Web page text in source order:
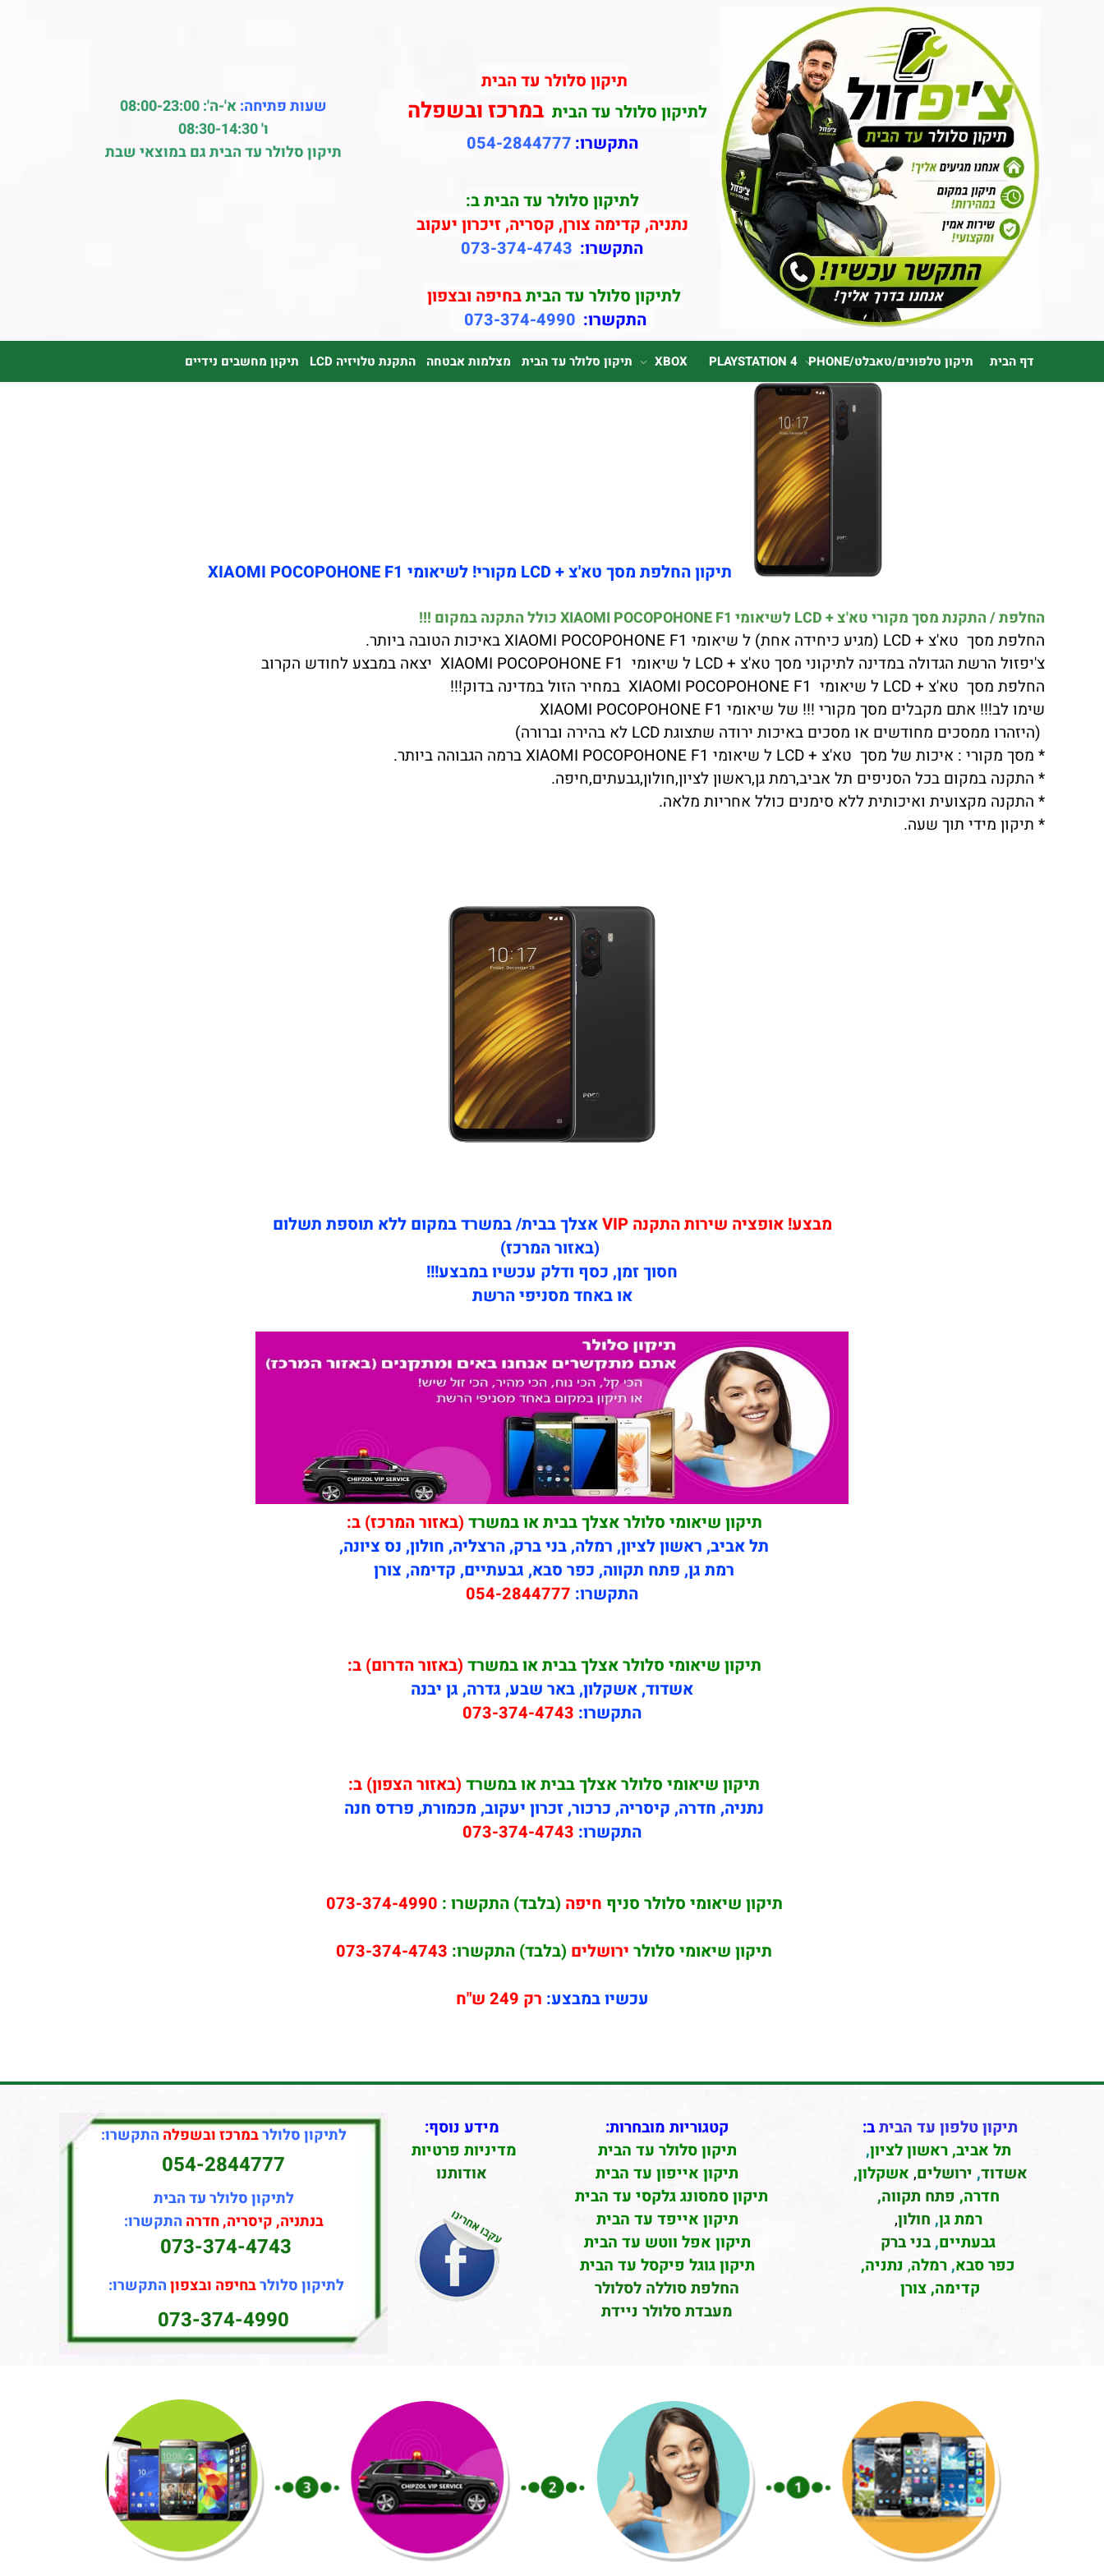
תיקון סלולר עד הבית
לתיקון סלולר עד הביתבמרכז ובשפלה
התקשרו: 054-2844777
לתיקון סלולר עד הבית ב:
נתניה, קדימה צורן, קסריה, זיכרון יעקוב
התקשרו: 073-374-4743
לתיקון סלולר עד הביתבחיפה ובצפון
התקשרו: 073-374-4990
שעות פתיחה:א'-ה': 08:00-23:00
ו' 08:30-14:30
תיקון סלולר עד הבית גם במוצאי שבת
דף הבית תיקון טלפונים/טאבלט/PHONE PLAYSTATION 4
XBOX תיקון סלולר עד הבית מצלמות אבטחה התקנת טלויזיה LCD תיקון מחשבים נידיים
תיקון החלפת מסך טא'צ + LCD מקורי! לשיאומי XIAOMI POCOPOHONE F1
החלפת / התקנת מסך מקורי טא'צ + LCD לשיאומי XIAOMI POCOPOHONE F1 כולל התקנה במקום !!!
החלפת מסך טא'צ + LCD (מגיע כיחידה אחת) ל שיאומי XIAOMI POCOPOHONE F1 באיכות הטובה ביותר.
צ'יפזול הרשת הגדולה במדינה לתיקוני מסך טא'צ + LCD ל שיאומי XIAOMI POCOPOHONE F1 יצאה במבצע לחודש הקרוב
החלפת מסך טא'צ + LCD ל שיאומי XIAOMI POCOPOHONE F1 במחיר הזול במדינה בדוק!!!
שימו לב!!! אתם מקבלים מסך מקורי !!! של שיאומי XIAOMI POCOPOHONE F1
(היזהרו ממסכים מחודשים או מסכים באיכות ירודה שתצוגת LCD לא בהירה וברורה)
* מסך מקורי : איכות של מסך טא'צ + LCD ל שיאומי XIAOMI POCOPOHONE F1 ברמה הגבוהה ביותר.
* התקנה במקום בכל הסניפים תל אביב,רמת גן,ראשון לציון,חולון,גבעתים,חיפה.
* התקנה מקצועית ואיכותית ללא סימנים כולל אחריות מלאה.
* תיקון מידי תוך שעה.
מבצע! אופציה שירות התקנה VIP
אצלך בבית/ במשרד במקום ללא תוספת תשלום
(באזור המרכז)
חסוך זמן, כסף ודלק עכשיו במבצע!!!
או באחד מסניפי הרשת
תיקון שיאומי סלולר אצלך בבית או במשרד (באזור המרכז) ב:
תל אביב, ראשון לציון, רמלה, בני ברק, הרצליה, חולון, נס ציונה,
רמת גן, פתח תקווה, כפר סבא, גבעתיים, קדימה, צורן
התקשרו: 054-2844777
תיקון שיאומי סלולר אצלך בבית או במשרד (באזור הדרום) ב:
אשדוד, אשקלון, באר שבע, גדרה, גן יבנה
התקשרו: 073-374-4743
תיקון שיאומי סלולר אצלך בבית או במשרד (באזור הצפון) ב:
נתניה, חדרה, קיסריה, כרכור, זכרון יעקוב, מכמורת, פרדס חנה
התקשרו: 073-374-4743
תיקון שיאומי סלולר סניף חיפה (בלבד) התקשרו : 073-374-4990
תיקון שיאומי סלולר ירושלים (בלבד) התקשרו: 073-374-4743
עכשיו במבצע: רק 249 ש"ח
תיקון טלפון עד הביתב:
תל אביב, ראשון לציון,
אשדוד, ירושלים, אשקלון,
חדרה, פתח תקווה,
רמת גן, חולון,
גבעתיים, בני ברק
כפר סבא, רמלה, נתניה,
קדימה, צורן
קטגוריות מובחרות:
תיקון סלולר עד הבית
תיקון אייפון עד הבית
תיקון סמסונג גלקסי עד הבית
תיקון אייפד עד הבית
תיקון אפל ווטש עד הבית
תיקון גוגל פיקסל עד הבית
החלפת סוללה לסלולר
מעבדת סלולר ניידת
מידע נוסף:
מדיניות פרטיות
אודותנו
לתיקון סלולרבמרכז ובשפלה התקשרו:
054-2844777
לתיקון סלולר עד הבית
בנתניה, קיסריה, חדרה התקשרו:
073-374-4743
לתיקון סלולרבחיפה ובצפוןהתקשרו:
073-374-4990